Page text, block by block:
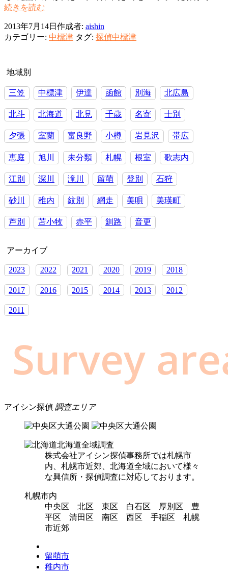
手
が
ル!?
続きを読む
所
中
気
題
ヤ
カ
亭
2013年7月14日 作成者: aishin
カテゴリー: 中標津 タグ: 探偵中標津
地域別
三笠 中標津 伊達 函館 別海 北広島
北斗 北海道 北見 千歳 名寄 士別
夕張 室蘭 富良野 小樽 岩見沢 帯広
恵庭 旭川 未分類 札幌 根室 歌志内
江別 深川 滝川 留萌 登別 石狩
砂川 稚内 紋別 網走 美唄 美瑛町
芦別 苫小牧 赤平 釧路 音更
アーカイブ
2023 2022 2021 2020 2019 2018
2017 2016 2015 2014 2013 2012
2011
アイシン探偵 調査エリア
北海道全域調査
株式会社アイシン探偵事務所では札幌市
内、札幌市近郊、北海道全域において様々
な興信所・探偵調査に対応しております。
札幌市内
中央区 北区 東区 白石区 厚別区 豊
平区 清田区 南区 西区 手稲区 札幌
市近郊
留萌市
稚内市